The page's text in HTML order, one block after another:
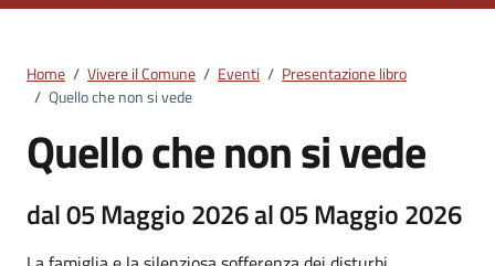
Home / Vivere il Comune / Eventi / Presentazione libro
/ Quello che non si vede
Quello che non si vede
dal 05 Maggio 2026 al 05 Maggio 2026